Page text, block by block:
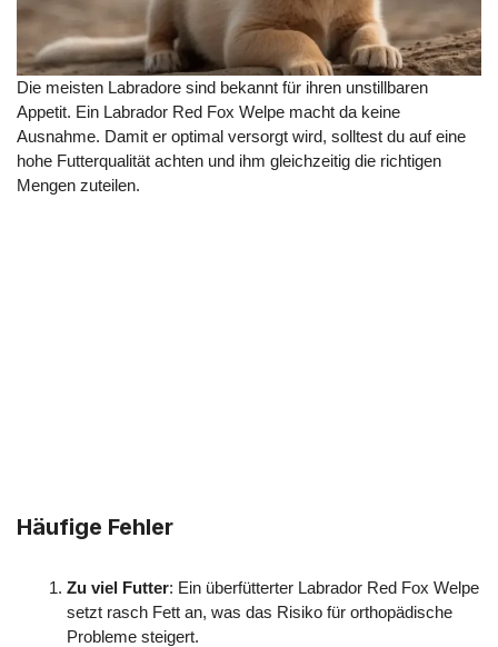
Die meisten Labradore sind bekannt für ihren unstillbaren
Appetit. Ein Labrador Red Fox Welpe macht da keine
Ausnahme. Damit er optimal versorgt wird, solltest du auf eine
hohe Futterqualität achten und ihm gleichzeitig die richtigen
Mengen zuteilen.
Häufige Fehler
Zu viel Futter: Ein überfütterter Labrador Red Fox Welpe
setzt rasch Fett an, was das Risiko für orthopädische
Probleme steigert.